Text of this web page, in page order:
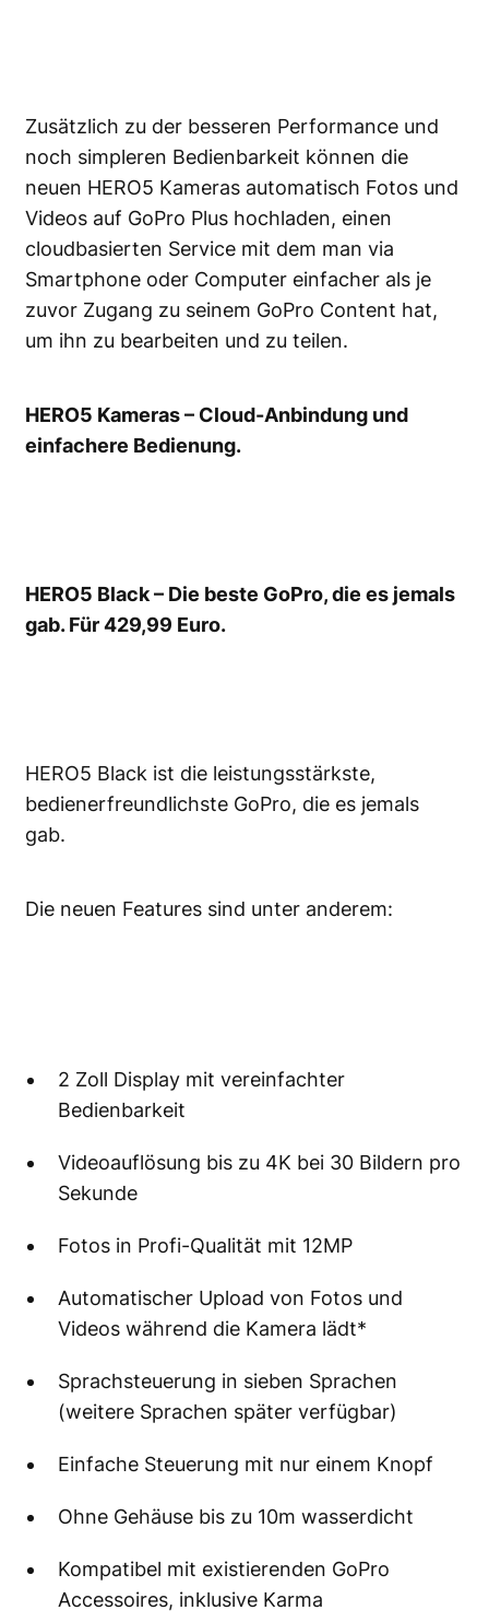
Zusätzlich zu der besseren Performance und
noch simpleren Bedienbarkeit können die
neuen HERO5 Kameras automatisch Fotos und
Videos auf GoPro Plus hochladen, einen
cloudbasierten Service mit dem man via
Smartphone oder Computer einfacher als je
zuvor Zugang zu seinem GoPro Content hat,
um ihn zu bearbeiten und zu teilen.
HERO5 Kameras – Cloud-Anbindung und
einfachere Bedienung.
HERO5 Black – Die beste GoPro, die es jemals
gab. Für 429,99 Euro.
HERO5 Black ist die leistungsstärkste,
bedienerfreundlichste GoPro, die es jemals
gab.
Die neuen Features sind unter anderem:
2 Zoll Display mit vereinfachter
Bedienbarkeit
Videoauflösung bis zu 4K bei 30 Bildern pro
Sekunde
Fotos in Profi-Qualität mit 12MP
Automatischer Upload von Fotos und
Videos während die Kamera lädt*
Sprachsteuerung in sieben Sprachen
(weitere Sprachen später verfügbar)
Einfache Steuerung mit nur einem Knopf
Ohne Gehäuse bis zu 10m wasserdicht
Kompatibel mit existierenden GoPro
Accessoires, inklusive Karma